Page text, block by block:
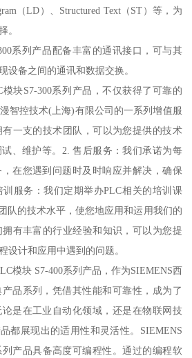
（LD）、Structured Text（ST）等，为
。
系列产品配备丰富的通讯接口，可与其
设备之间的通讯和数据交换。
模块S7-300系列产品，不仅获得了可靠的
智控技术(上海)有限公司的一系列增值服
一支的技术团队，可以为您提供的技术
、维护等。2. 售后服务：我们承诺为每
在您遇到问题时及时响应并解决，确保
服务：我们定期举办PLC相关的培训课
队的技术水平，使您地应用和运用我们的
有丰富的行业经验和知识，可以为您提
设计和应用中遇到的问题。
块 S7-400系列产品，作为SIEMENS西
品系列，凭借其性能和可靠性，成为了
是在工业自动化领域，还是在物联网技
都展现出的适用性和灵活性。SIEMENS
列产品具备高度可编程性。通过的编程软